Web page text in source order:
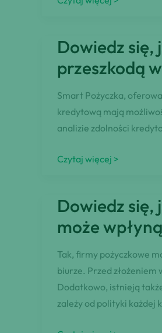
osób
negatywną
kredytową!
prosty
sposób
na
uzyskanie
pożyczki!
Dowiedz
przeszkodą
Smart Pożyczka,
kredytową mają
analizie zdolności
Dowiedz
są
wymagania
czy
negatywna
historia
Czytaj więcej >
Dowiedz
może
Tak, firmy pożyczkowe
biurze. Przed złożeniem
Dodatkowo, istnieją
zależy od polityki każdej